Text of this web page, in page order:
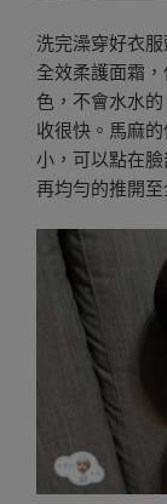
洗完澡穿好衣
全效柔護面霜
色，不會水水
收很快。馬麻
小，可以點在
再均勻的推開至